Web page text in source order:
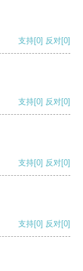
支持[0] 反对[0]
支持[0] 反对[0]
支持[0] 反对[0]
支持[0] 反对[0]